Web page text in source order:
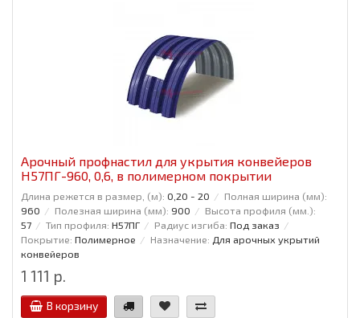
Арочный профнастил для укрытия конвейеров
Н57ПГ-960, 0,6, в полимерном покрытии
Длина режется в размер, (м): 0,20 - 20
Полная ширина (мм):
960
Полезная ширина (мм): 900
Высота профиля (мм.):
57
Тип профиля: Н57ПГ Радиус изгиба: Под заказ
Покрытие: Полимерное Назначение: Для арочных укрытий
конвейеров
1 111 р.
В корзину